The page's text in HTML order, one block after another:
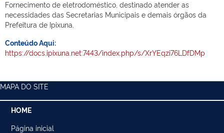
Fornecimento de eletrodoméstico, destinado atender as
necessidades das Secretarias Municipais e demais órgãos da
Prefeitura de Ipixuna.
Conteúdo Aqui:
https://docs.ipixuna.net:7443/index.php/s/XrYEqzi76LDfDMp
MAPA DO SITE
HOME
Página inicial